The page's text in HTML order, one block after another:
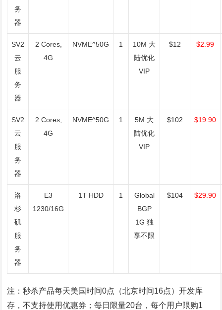
务
器
SV2
云
服
务
器
2 Cores,
4G
NVME^50G 1
10M 大
陆优化
VIP
$12 $2.99
SV2
云
服
务
器
2 Cores,
4G
NVME^50G 1
5M 大
陆优化
VIP
$102 $19.90
洛
杉
矶
服
务
器
E3
1230/16G
1T HDD 1
Global
BGP
1G 独
享不限
$104 $29.90
注：秒杀产品每天美国时间0点（北京时间16点）开发库
存，不支持使用优惠券；每日限量20台，每个用户限购1